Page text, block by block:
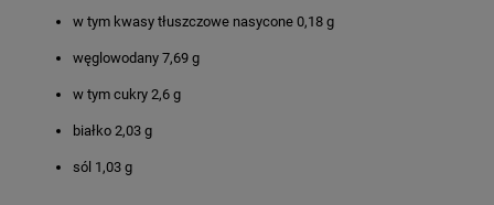
w tym kwasy tłuszczowe nasycone 0,18 g
węglowodany 7,69 g
w tym cukry 2,6 g
białko 2,03 g
sól 1,03 g